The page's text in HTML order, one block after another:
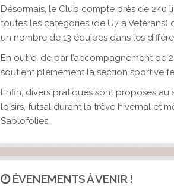
Désormais, le Club compte près de 240
toutes les catégories (de U7 à
un nombre de 13 équipes dans les
En outre, de par l’accompagnement de
soutient pleinement la section sportive
Enfin, divers pratiques sont proposés
loisirs, futsal durant la trêve hivernal et
Sablofolies.
ÉVENEMENTS À VENIR !